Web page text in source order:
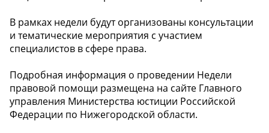
В рамках недели будут организованы консультации
и тематические мероприятия с участием
специалистов в сфере права.
Подробная информация о проведении Недели
правовой помощи размещена на сайте Главного
управления Министерства юстиции Российской
Федерации по Нижегородской области.